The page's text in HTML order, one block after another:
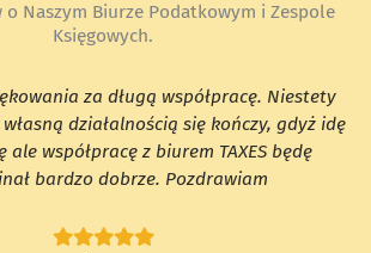
Naszym Biurze Podatkowym i Zespole
Księgowych.
za długą współpracę. Niestety
działalnością się kończy, gdyż idę
współpracę z biurem TAXES będę
bardzo dobrze. Pozdrawiam